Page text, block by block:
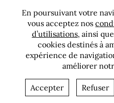
En poursuivant votre
vous acceptez nos
d’utilisations, ainsi
cookies destinés à
expérience de
améliorer
Accepter Refuser
Présentation